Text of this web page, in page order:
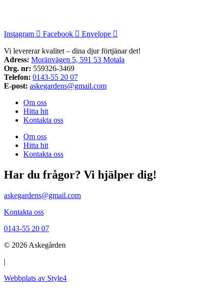
Instagram Facebook Envelope
Vi levererar kvalitet – dina djur förtjänar det!
Adress: Moränvägen 5, 591 53 Motala
Org. nr: 559326-3469
Telefon: 0143-55 20 07
E-post: askegardens@gmail.com
Om oss
Hitta hit
Kontakta oss
Om oss
Hitta hit
Kontakta oss
Har du frågor? Vi hjälper dig!
askegardens@gmail.com
Kontakta oss
0143-55 20 07
© 2026 Askegården
|
Webbplats av Style4